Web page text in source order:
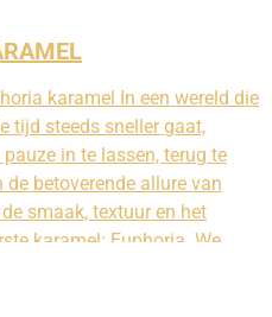
karamel In een wereld die
tijd steeds sneller gaat,
in te lassen, terug te
betoverende allure van
smaak, textuur en het
karamel: Euphoria. We